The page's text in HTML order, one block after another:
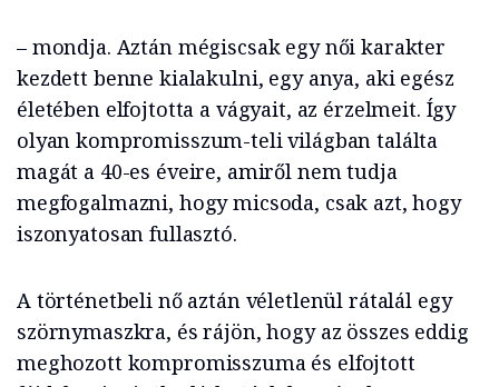
– mondja. Aztán mégiscsak egy női karakter
kezdett benne kialakulni, egy anya, aki egész
életében elfojtotta a vágyait, az érzelmeit. Így
olyan kompromisszum-teli világban találta
magát a 40-es éveire, amiről nem tudja
megfogalmazni, hogy micsoda, csak azt, hogy
iszonyatosan fullasztó.
A történetbeli nő aztán véletlenül rátalál egy
szörnymaszkra, és rájön, hogy az összes eddig
meghozott kompromisszuma és elfojtott